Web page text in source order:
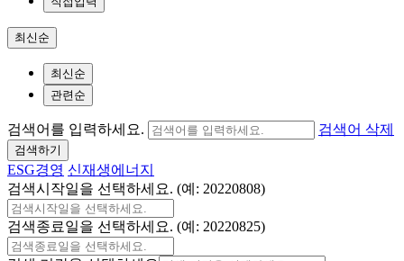
최신순
최신순
관련순
검색어를 입력하세요. 검색어 삭제
검색하기
ESG경영 신재생에너지
검색시작일을 선택하세요. (예: 20220808)
검색종료일을 선택하세요. (예: 20220825)